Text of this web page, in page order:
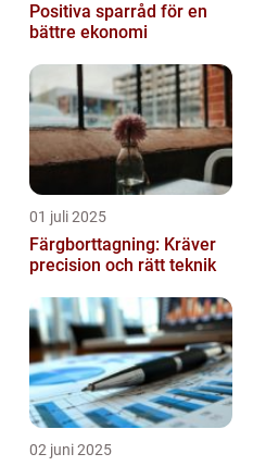
Positiva sparråd för en
bättre ekonomi
01 juli 2025
Färgborttagning: Kräver
precision och rätt teknik
02 juni 2025